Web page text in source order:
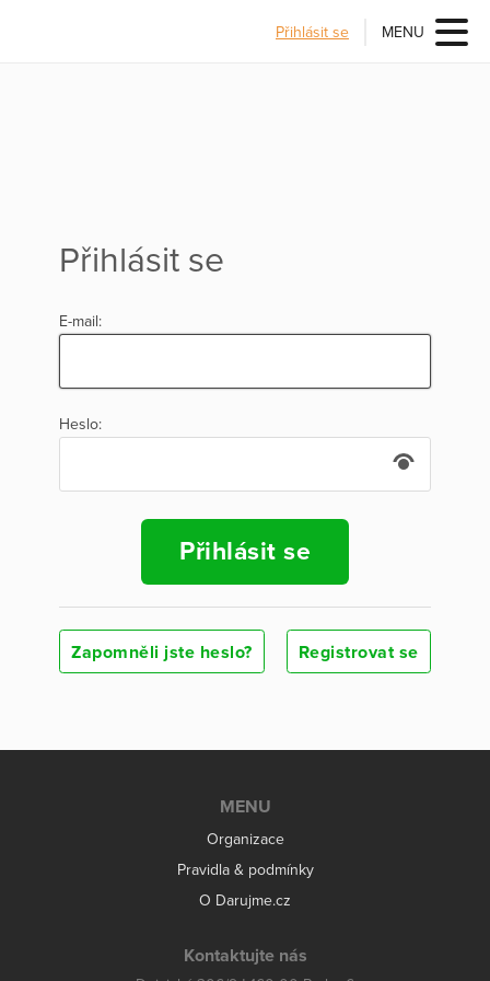
Přihlásit se MENU
Přihlásit se
E-mail:
Heslo:
Přihlásit se
Zapomněli jste heslo? Registrovat se
MENU
Organizace
Pravidla & podmínky
O Darujme.cz
Kontaktujte nás